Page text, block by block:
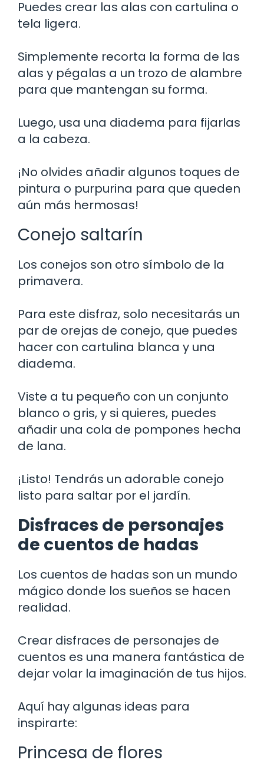
Puedes crear las alas con cartulina o
tela ligera.
Simplemente recorta la forma de las
alas y pégalas a un trozo de alambre
para que mantengan su forma.
Luego, usa una diadema para fijarlas
a la cabeza.
¡No olvides añadir algunos toques de
pintura o purpurina para que queden
aún más hermosas!
Conejo saltarín
Los conejos son otro símbolo de la
primavera.
Para este disfraz, solo necesitarás un
par de orejas de conejo, que puedes
hacer con cartulina blanca y una
diadema.
Viste a tu pequeño con un conjunto
blanco o gris, y si quieres, puedes
añadir una cola de pompones hecha
de lana.
¡Listo! Tendrás un adorable conejo
listo para saltar por el jardín.
Disfraces de personajes
de cuentos de hadas
Los cuentos de hadas son un mundo
mágico donde los sueños se hacen
realidad.
Crear disfraces de personajes de
cuentos es una manera fantástica de
dejar volar la imaginación de tus hijos.
Aquí hay algunas ideas para
inspirarte:
Princesa de flores